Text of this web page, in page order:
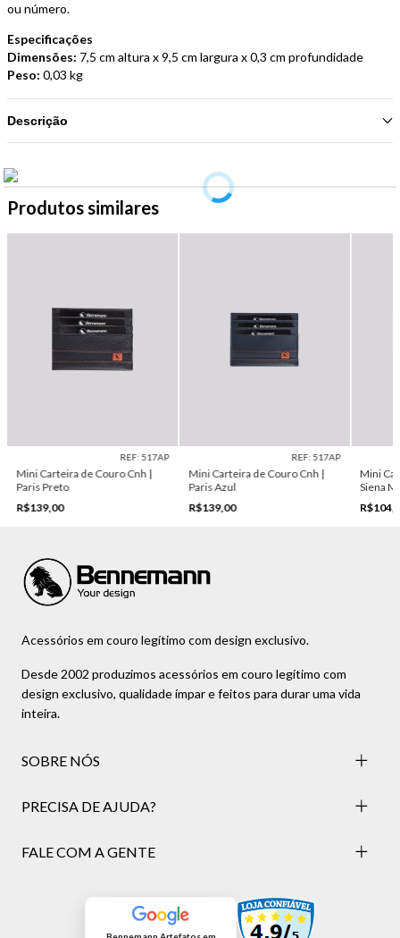
ou número.
Especificações
Dimensões: 7,5 cm altura x 9,5 cm largura x 0,3 cm profundidade
Peso: 0,03 kg
Descrição
Produtos similares
REF: 517AP
Mini Carteira de Couro Cnh |
Paris Preto
R$139,00
REF: 517AP
Mini Carteira de Couro Cnh |
Paris Azul
R$139,00
Mini
Siena
Acessórios em couro legítimo com design exclusivo.
Desde 2002 produzimos acessórios em couro legítimo com
design exclusivo, qualidade ímpar e feitos para durar uma vida
inteira.
SOBRE NÓS
PRECISA DE AJUDA?
FALE COM A GENTE
Bennemann Artefatos em